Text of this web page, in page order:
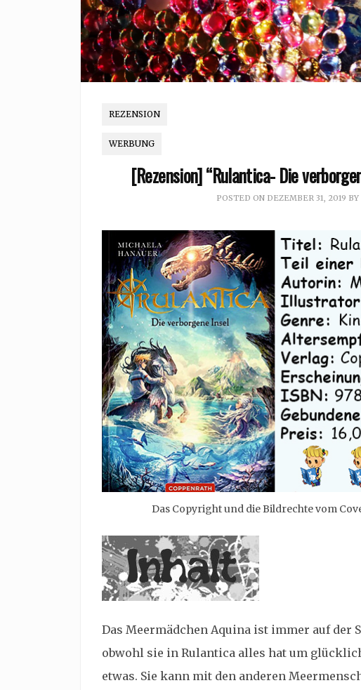
REZENSION
WERBUNG
[Rezension] “Rulantica- Die
POSTED ON DEZEMBER 31, 2019 BY
Das Copyright und die Bildrechte vom
Das Meermädchen Aquina ist immer auf der
obwohl sie in Rulantica alles hat um
etwas. Sie kann mit den anderen